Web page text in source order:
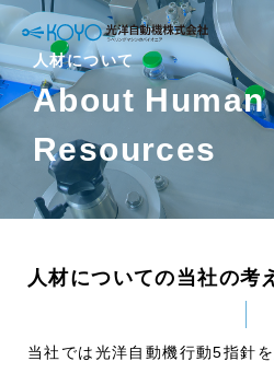
人材について
About Human
Resources
人材についての当社の考
当社では光洋自動機行動5指針